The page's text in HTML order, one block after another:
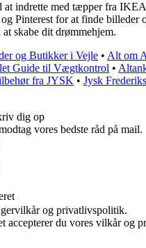
indrette med tæpper fra
Pinterest for at finde
skabe dit drømmehjem.
og Butikker i Vejle • Alt om
Guide til Vægtkontrol •
fra JYSK • Jysk
dig op
vores bedste råd på mail.
og privatlivspolitik.
accepterer du vores vilkår og